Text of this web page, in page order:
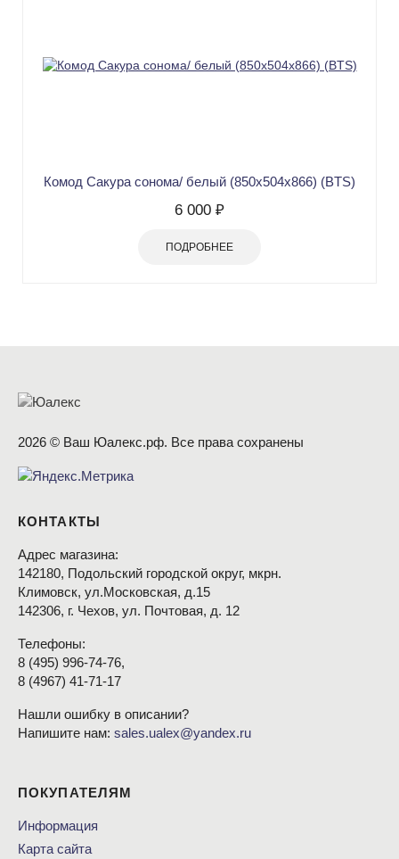
Комод Сакура сонома/ белый (850х504х866) (BTS)
6 000 ₽
ПОДРОБНЕЕ
2026 © Ваш Юалекс.рф. Все права сохранены
КОНТАКТЫ
Адрес магазина:
142180, Подольский городской округ, мкрн.
Климовск, ул.Московская, д.15
142306, г. Чехов, ул. Почтовая, д. 12
Телефоны:
8 (495) 996-74-76,
8 (4967) 41-71-17
Нашли ошибку в описании?
Напишите нам: sales.ualex@yandex.ru
ПОКУПАТЕЛЯМ
Информация
Карта сайта